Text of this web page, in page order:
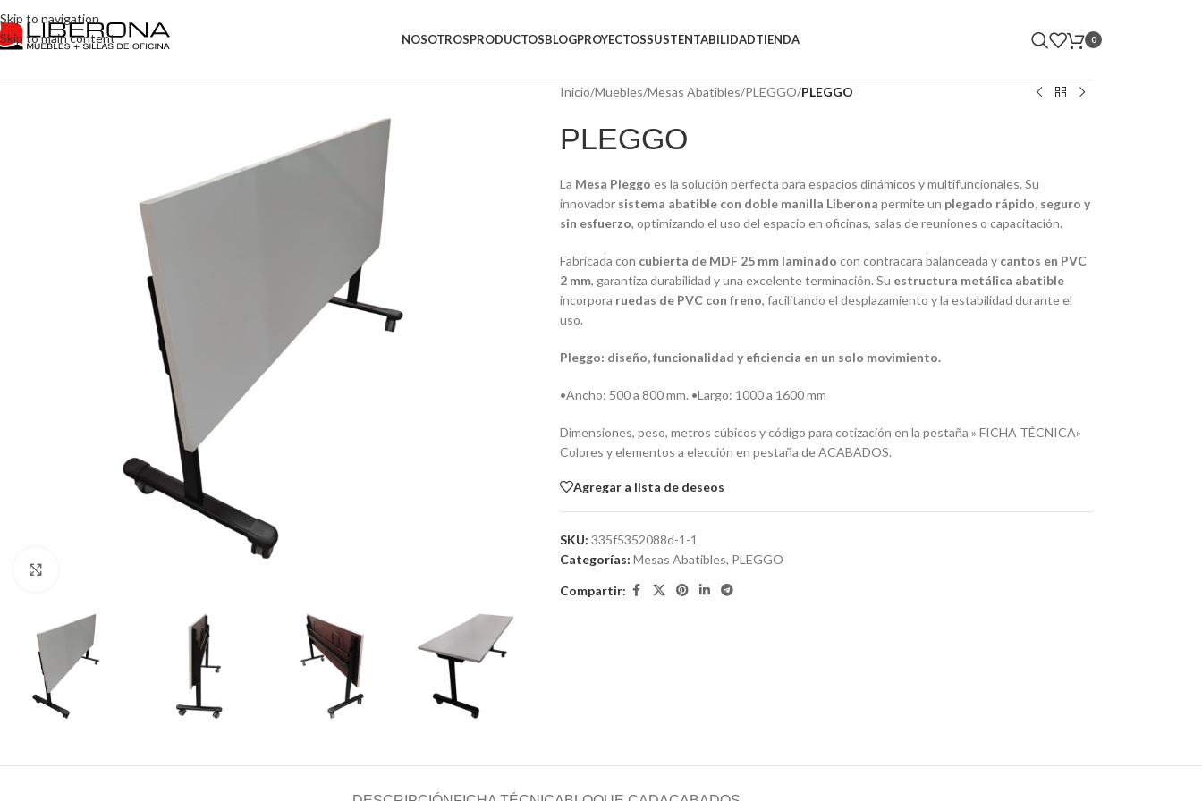
Skip to navigation
Skip to main content
NOSOTROSPRODUCTOSBLOGPROYECTOSSUSTENTABILIDADTIENDA 0
Inicio/Muebles/Mesas Abatibles/PLEGGO/PLEGGO
PLEGGO
La Mesa Pleggo es la solución perfecta para espacios dinámicos y multifuncionales. Su
innovador sistema abatible con doble manilla Liberona permite un plegado rápido, seguro y
sin esfuerzo, optimizando el uso del espacio en oficinas, salas de reuniones o capacitación.
Fabricada con cubierta de MDF 25 mm laminado con contracara balanceada y cantos en PVC
2 mm, garantiza durabilidad y una excelente terminación. Su estructura metálica abatible
incorpora ruedas de PVC con freno, facilitando el desplazamiento y la estabilidad durante el
uso.
Pleggo: diseño, funcionalidad y eficiencia en un solo movimiento.
•Ancho: 500 a 800 mm. •Largo: 1000 a 1600 mm
Dimensiones, peso, metros cúbicos y código para cotización en la pestaña » FICHA TÉCNICA»
Colores y elementos a elección en pestaña de ACABADOS.
Agregar a lista de deseos
SKU: 335f5352088d-1-1
Categorías: Mesas Abatibles, PLEGGO
Compartir: